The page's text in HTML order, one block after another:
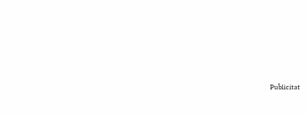
Publicitat